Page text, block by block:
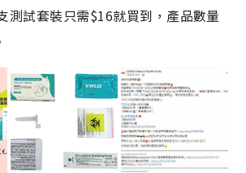
測試套裝只需$16就買到，產品數量